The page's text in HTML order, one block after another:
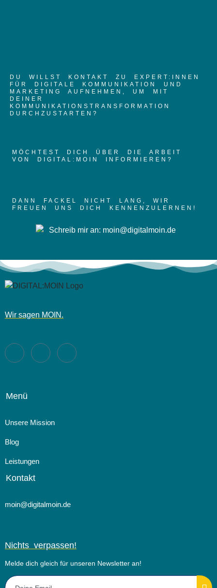
DU WILLST KONTAKT ZU EXPERT:INNEN
FÜR DIGITALE KOMMUNIKATION UND
MARKETING AUFNEHMEN, UM MIT
DEINER
KOMMUNIKATIONSTRANSFORMATION
DURCHZUSTARTEN?
MÖCHTEST DICH ÜBER DIE ARBEIT
VON DIGITAL:MOIN INFORMIEREN?
DANN FACKEL NICHT LANG, WIR
FREUEN UNS DICH KENNENZULERNEN!
Wir sagen MOIN.
Menü
Unsere Mission
Blog
Leistungen
Kontakt
moin@digitalmoin.de
Nichts verpassen!
Melde dich gleich für unseren Newsletter an!